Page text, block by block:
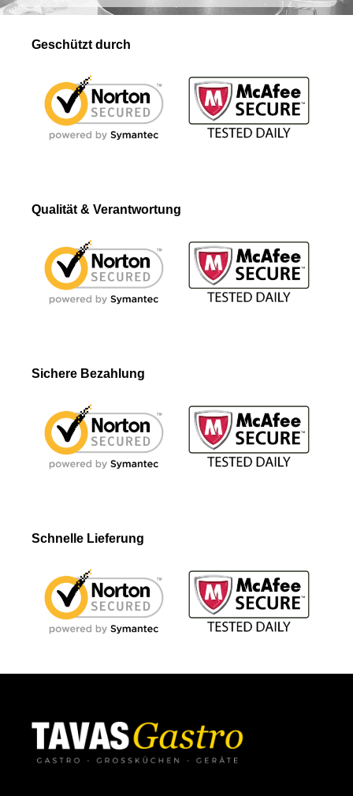
Geschützt durch
Qualität & Verantwortung
Sichere Bezahlung
Schnelle Lieferung